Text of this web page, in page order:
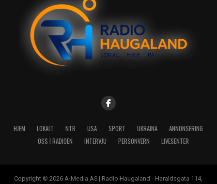
HJEM LOKALT NTB USA SPORT UKRAINA
ANNONSERING
OSS I RADIOEN
INTERVJU PERSONVERN LIVESENTER
Copyright © 2026 A-Media AS | Radio Haugaland - Haraldsgata 114,